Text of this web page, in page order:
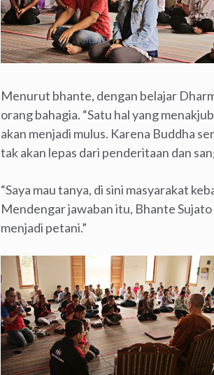
Menurut bhante, dengan belajar
orang bahagia. “Satu hal yang
akan menjadi mulus. Karena Buddha
tak akan lepas dari penderitaan dan
“Saya mau tanya, di sini masyarakat
Mendengar jawaban itu, Bhante
menjadi petani.”